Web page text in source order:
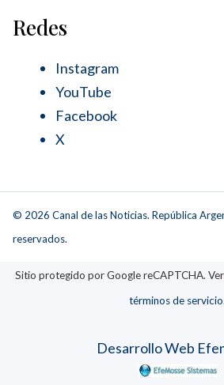
Redes
Instagram
YouTube
Facebook
X
© 2026 Canal de las Noticias. República
reservados.
Sitio protegido por Google reCAPTCHA. Ver
términos de servicio.
Desarrollo Web